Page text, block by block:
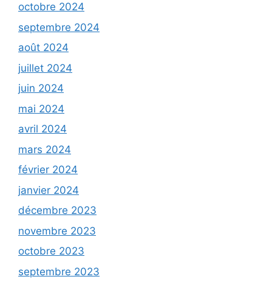
octobre 2024
septembre 2024
août 2024
juillet 2024
juin 2024
mai 2024
avril 2024
mars 2024
février 2024
janvier 2024
décembre 2023
novembre 2023
octobre 2023
septembre 2023